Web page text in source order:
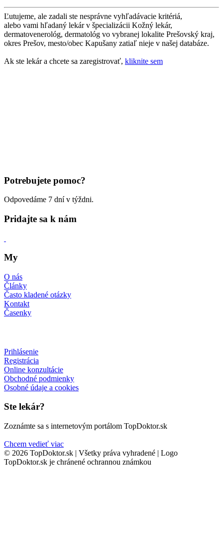
Ľutujeme, ale zadali ste nesprávne vyhľadávacie kritériá,
alebo vami hľadaný lekár v špecializácii Kožný lekár,
dermatovenerológ, dermatológ vo vybranej lokalite Prešovský kraj,
okres Prešov, mesto/obec Kapušany zatiaľ nieje v našej databáze.
Ak ste lekár a chcete sa zaregistrovať, kliknite sem
Potrebujete pomoc?
Odpovedáme 7 dní v týždni.
Pridajte sa k nám
My
O nás
Články
Často kladené otázky
Kontakt
Časenky
Prihlásenie
Registrácia
Online konzultácie
Obchodné podmienky
Osobné údaje a cookies
Ste lekár?
Zoznámte sa s internetovým portálom TopDoktor.sk
Chcem vedieť viac
© 2026 TopDoktor.sk | Všetky práva vyhradené | Logo
TopDoktor.sk je chránené ochrannou známkou